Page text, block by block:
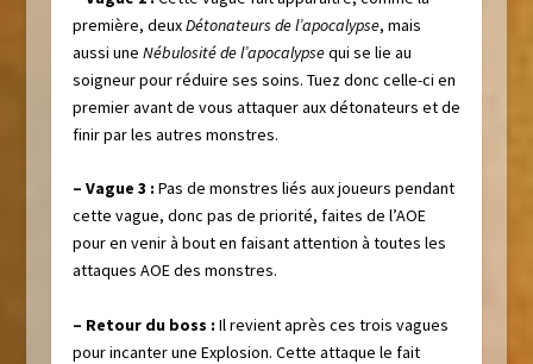
première, deuxDétonateurs de l’apocalypse, mais
aussi une Nébulosité de l’apocalypsequi se lie au
soigneur pour réduire ses soins. Tuez donc celle-ci en
premier avant de vous attaquer aux détonateurs et de
finir par les autres monstres.
– Vague 3 : Pas de monstres liés aux joueurs pendant
cette vague, donc pas de priorité, faites de l’AOE
pour en venir à bout en faisant attention à toutes les
attaques AOE des monstres.
– Retour du boss : Il revient après ces trois vagues
pour incanter une Explosion. Cette attaque le fait